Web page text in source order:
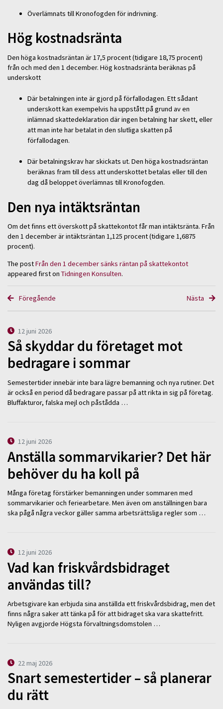
Överlämnats till Kronofogden för indrivning.
Hög kostnadsränta
Den höga kostnadsräntan är 17,5 procent (tidigare 18,75 procent)
från och med den 1 december. Hög kostnadsränta beräknas på
underskott
Där betalningen inte är gjord på förfallodagen. Ett sådant
underskott kan exempelvis ha uppstått på grund av en
inlämnad skattedeklaration där ingen betalning har skett, eller
att man inte har betalat in den slutliga skatten på
förfallodagen.
Där betalningskrav har skickats ut. Den höga kostnadsräntan
beräknas fram till dess att underskottet betalas eller till den
dag då beloppet överlämnas till Kronofogden.
Den nya intäktsräntan
Om det finns ett överskott på skattekontot får man intäktsränta. Från
den 1 december är intäktsräntan 1,125 procent (tidigare 1,6875
procent).
The postFrån den 1 december sänks räntan på skattekontot
appeared first on Tidningen Konsulten.
Föregående Nästa
12 juni 2026
Så skyddar du företaget mot
bedragare i sommar
Semestertider innebär inte bara lägre bemanning och nya rutiner. Det
är också en period då bedragare passar på att rikta in sig på företag.
Bluffakturor, falska mejl och påstådda …
12 juni 2026
Anställa sommarvikarier? Det här
behöver du ha koll på
Många företag förstärker bemanningen under sommaren med
sommarvikarier och feriearbetare. Men även om anställningen bara
ska pågå några veckor gäller samma arbetsrättsliga regler som …
12 juni 2026
Vad kan friskvårdsbidraget
användas till?
Arbetsgivare kan erbjuda sina anställda ett friskvårdsbidrag, men det
finns några saker att tänka på för att bidraget ska vara skattefritt.
Nyligen avgjorde Högsta förvaltningsdomstolen …
22 maj 2026
Snart semestertider – så planerar
du rätt